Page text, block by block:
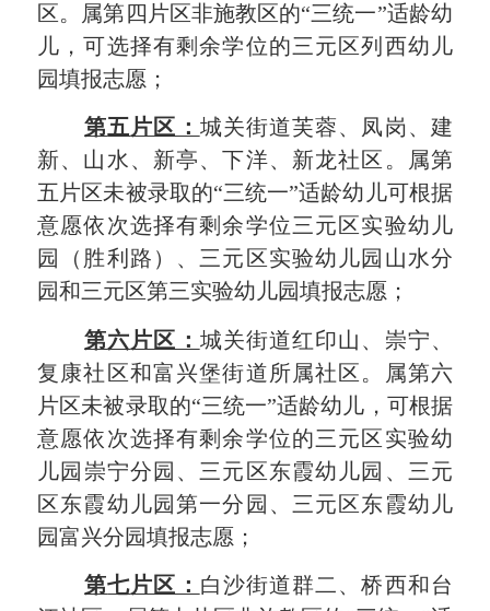
区。属第四片区非施教区的“三统一”适龄幼
儿，可选择有剩余学位的三元 区列西幼儿
园填报志愿 ；
第五片区： 城关街道芙蓉、凤岗、建
新、山水、 新亭、下洋、新龙社区 。属第
五片区未被录取的“三统一”适龄幼儿可根据
意愿依次选择有剩余学位三元区实验幼儿
园
（胜利路） 、三元区实验幼儿园 山水分
园和三元区第三实验幼儿园填报志愿 ；
第六片区： 城关街道红印山、 崇宁、
复康社区和富兴堡街道所属社区。属第六
片区未被录取的“三统一”适龄幼儿 ， 可根据
意愿依次选择有剩余学位的三元区实验幼
儿园 崇宁分园 、 三元区东霞幼儿园 、 三元
区东霞幼儿园第一分园 、 三元区东霞幼儿
园富兴分园填报志愿；
第七片区： 白沙街道群二、桥西和台